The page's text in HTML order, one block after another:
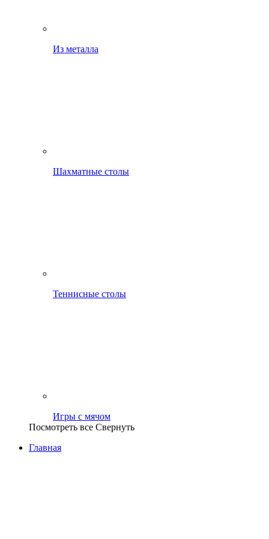
Из металла
Шахматные столы
Теннисные столы
Игры с мячом
Посмотреть все Свернуть
Главная